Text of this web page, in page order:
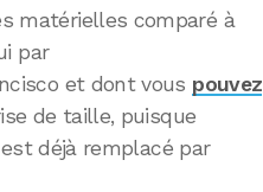
matérielles comparé à
par
et dont vous pouvez
de taille, puisque
déjà remplacé par